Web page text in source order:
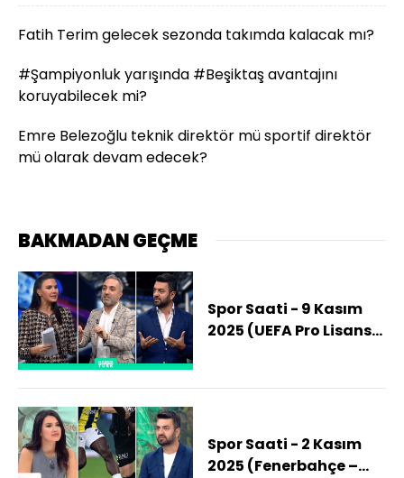
Fatih Terim gelecek sezonda takımda kalacak mı?
#Şampiyonluk​ yarışında #Beşiktaş​ avantajını
koruyabilecek mi?
Emre Belezoğlu teknik direktör mü sportif direktör
mü olarak devam edecek?
BAKMADAN GEÇME
Spor Saati - 9 Kasım
2025 (UEFA Pro Lisansı
Spor Saati - 2 Kasım
2025 (Fenerbahçe –